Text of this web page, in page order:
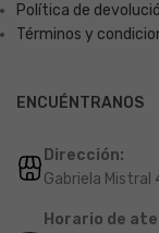
Política de
Términos y
ENCUÉNTRANOS
Dirección:
Gabriela Mistral
Horario de